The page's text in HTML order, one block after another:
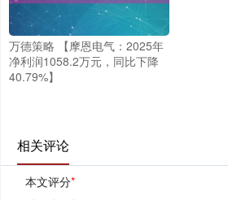
万德策略 【摩恩电气：2025年
净利润1058.2万元，同比下降
40.79%】
相关评论
本文评分*